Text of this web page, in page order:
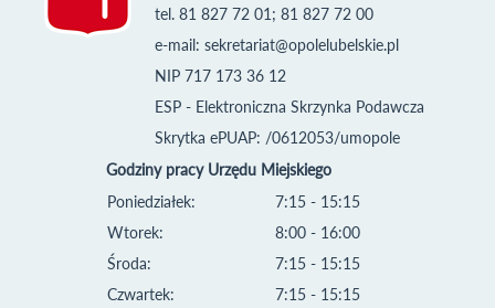
tel. 81 827 72 01; 81 827 72 00
e-mail: sekretariat@opolelubelskie.pl
NIP 717 173 36 12
ESP - Elektroniczna Skrzynka Podawcza
Skrytka ePUAP: /0612053/umopole
Godziny pracy Urzędu Miejskiego
Poniedziałek:
Wtorek:
Środa:
Czwartek:
7:15 - 15:15
8:00 - 16:00
7:15 - 15:15
7:15 - 15:15